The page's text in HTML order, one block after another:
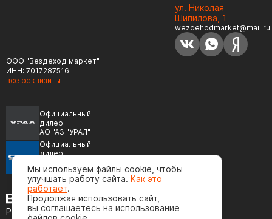
ООО "Вездеход маркет"
ИНН: 7017287516
все реквизиты
Официальный
дилер
АО "АЗ "УРАЛ"
Официальный
дилер
(ЯМЗ)
Разработка сайта
ул. Николая
Шипилова, 1
wezdehodmarket@mail.ru
Мы используем файлы cookie, чтобы
улучшать работу сайта. Как это
работает.
Продолжая использовать сайт,
вы соглашаетесь на использование